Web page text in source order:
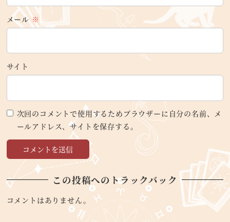
メール※
サイト
次回のコメントで使用するためブラウザーに自分の名前、メ
ールアドレス、サイトを保存する。
この投稿へのトラックバック
コメントはありません。